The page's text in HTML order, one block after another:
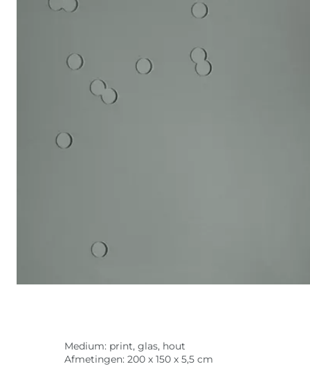
Medium: print, glas, hout
Afmetingen: 200 x 150 x 5,5 cm